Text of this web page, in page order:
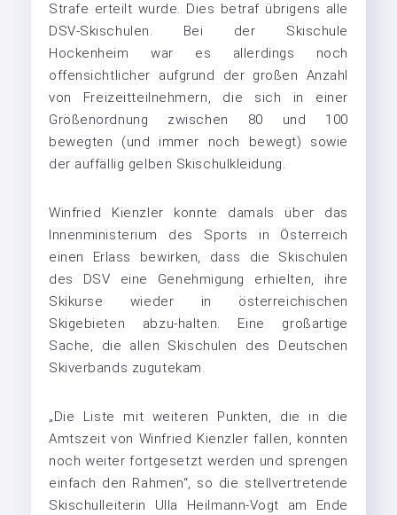
Strafe erteilt wurde. Dies betraf übrigens alle
DSV-Skischulen. Bei der Skischule
Hockenheim war es allerdings noch
offensichtlicher aufgrund der großen Anzahl
von Freizeitteilnehmern, die sich in einer
Größenordnung zwischen 80 und 100
bewegten (und immer noch bewegt) sowie
der auffällig gelben Skischulkleidung.
Winfried Kienzler konnte damals über das
Innenministerium des Sports in Österreich
einen Erlass bewirken, dass die Skischulen
des DSV eine Genehmigung erhielten, ihre
Skikurse wieder in österreichischen
Skigebieten abzu-halten. Eine großartige
Sache, die allen Skischulen des Deutschen
Skiverbands zugutekam.
„Die Liste mit weiteren Punkten, die in die
Amtszeit von Winfried Kienzler fallen, könnten
noch weiter fortgesetzt werden und sprengen
einfach den Rahmen“, so die stellvertretende
Skischulleiterin Ulla Heilmann-Vogt am Ende